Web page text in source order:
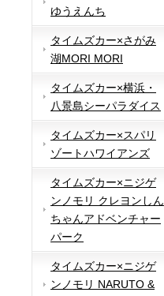
ゆうえんち
タイムズカー×さがみ
湖MORI MORI
タイムズカー×横浜・
八景島シーパラダイス
タイムズカー×スパリ
ゾートハワイアンズ
タイムズカー×ニジゲ
ンノモリ クレヨンしん
ちゃんアドベンチャー
パーク
タイムズカー×ニジゲ
ンノモリ NARUTO &